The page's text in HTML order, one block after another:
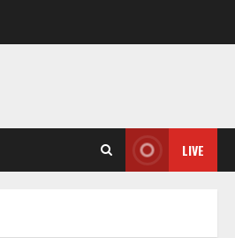
LIVE